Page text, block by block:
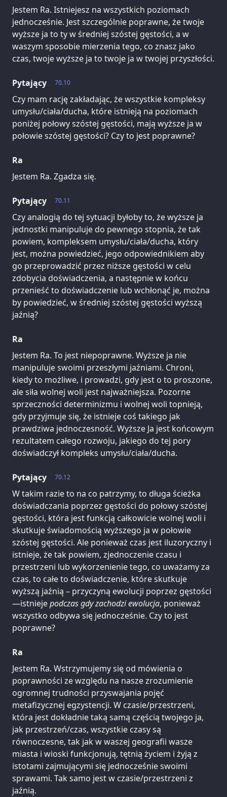
Jestem Ra. Istniejesz na wszystkich poziomach
jednocześnie. Jest szczególnie poprawne, że twoje
wyższe ja to ty w średniej szóstej gęstości, a w
waszym sposobie mierzenia tego, co znasz jako
czas, twoje wyższe ja to twoje ja w twojej przyszłości.
70.10
Pytający
Czy mam rację zakładając, że wszystkie kompleksy
umysłu/ciała/ducha, które istnieją na poziomach
poniżej połowy szóstej gęstości, mają wyższe ja w
połowie szóstej gęstości? Czy to jest poprawne?
Ra
Jestem Ra. Zgadza się.
70.11
Pytający
Czy analogią do tej sytuacji byłoby to, że wyższe ja
jednostki manipuluje do pewnego stopnia, że tak
powiem, kompleksem umysłu/ciała/ducha, który
jest, można powiedzieć, jego odpowiednikiem aby
go przeprowadzić przez niższe gęstości w celu
zdobycia doświadczenia, a następnie w końcu
przenieść to doświadczenie lub wchłonąć je, można
by powiedzieć, w średniej szóstej gęstości wyższą
jaźnią?
Ra
Jestem Ra. To jest niepoprawne. Wyższe ja nie
manipuluje swoimi przeszłymi jaźniami. Chroni,
kiedy to możliwe, i prowadzi, gdy jest o to proszone,
ale siła wolnej woli jest najważniejsza. Pozorne
sprzeczności determinizmu i wolnej woli topnieją,
gdy przyjmuje się, że istnieje coś takiego jak
prawdziwa jednoczesność. Wyższe Ja jest końcowym
rezultatem całego rozwoju, jakiego do tej pory
doświadczył kompleks umysłu/ciała/ducha.
70.12
Pytający
W takim razie to na co patrzymy, to długa ścieżka
doświadczania poprzez gęstości do połowy szóstej
gęstości, która jest funkcją całkowicie wolnej woli i
skutkuje świadomością wyższego ja w połowie
szóstej gęstości. Ale ponieważ czas jest iluzoryczny i
istnieje, że tak powiem, zjednoczenie czasu i
przestrzeni lub wykorzenienie tego, co uważamy za
czas, to całe to doświadczenie, które skutkuje
wyższą jaźnią – przyczyną ewolucji poprzez gęstości
—istniejepodczas gdy zachodzi ewolucja, ponieważ
wszystko odbywa się jednocześnie. Czy to jest
poprawne?
Ra
Jestem Ra. Wstrzymujemy się od mówienia o
poprawności ze względu na nasze zrozumienie
ogromnej trudności przyswajania pojęć
metafizycznej egzystencji. W czasie/przestrzeni,
która jest dokładnie taką samą częścią twojego ja,
jak przestrzeń/czas, wszystkie czasy są
równoczesne, tak jak w waszej geografii wasze
miasta i wioski funkcjonują, tętnią życiem i żyją z
istotami zajmującymi się jednocześnie swoimi
sprawami. Tak samo jest w czasie/przestrzeni z
jaźnią.